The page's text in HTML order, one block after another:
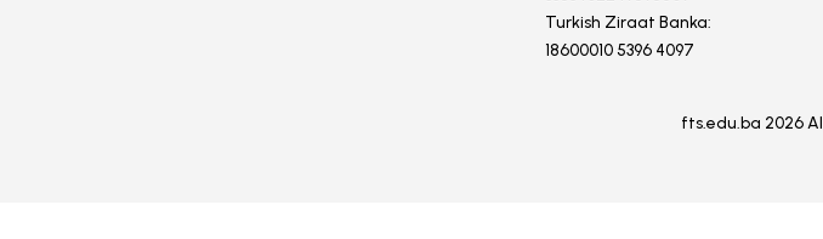
Turkish Ziraat Banka:
18600010 5396 4097
fts.edu.ba 2026